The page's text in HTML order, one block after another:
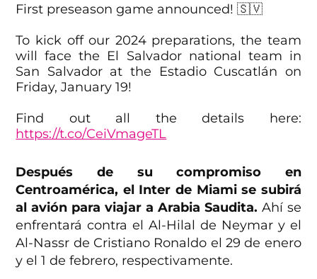
First preseason game announced! 🇸🇻
To kick off our 2024 preparations, the team
will face the El Salvador national team in
San Salvador at the Estadio Cuscatlán on
Friday, January 19!
Find out all the details here:
https://t.co/CeiVmageTL
— Inter Miami CF (@InterMiamiCF)
November 30, 2023
Después de su compromiso en
Centroamérica, el Inter de Miami se subirá
al avión para viajar a Arabia Saudita. Ahí se
enfrentará contra el Al-Hilal de Neymar y el
Al-Nassr de Cristiano Ronaldo el 29 de enero
y el 1 de febrero, respectivamente.